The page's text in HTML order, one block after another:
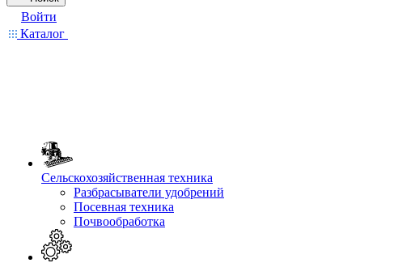
Войти
Каталог
Сельскохозяйственная техника
Разбрасыватели удобрений
Посевная техника
Почвообработка